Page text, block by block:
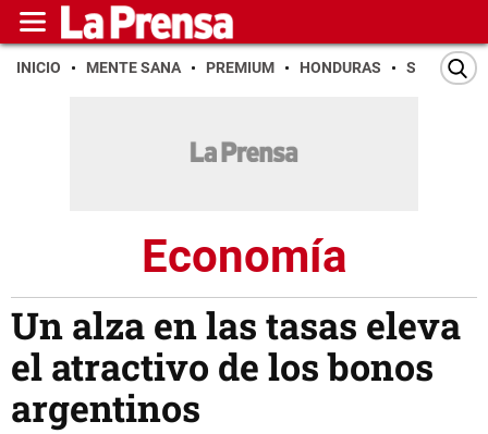
INICIO MENTE SANA PREMIUM HONDURAS SAN PEDRO
Economía
Un alza en las tasas eleva
el atractivo de los bonos
argentinos